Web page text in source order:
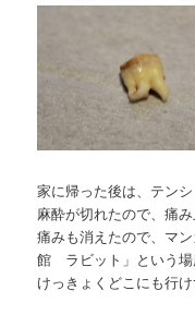
家に帰った後は、テン
麻酔が切れたので、痛み
痛みも消えたので、マ
館 ラビット」という
けっきょくどこにも行